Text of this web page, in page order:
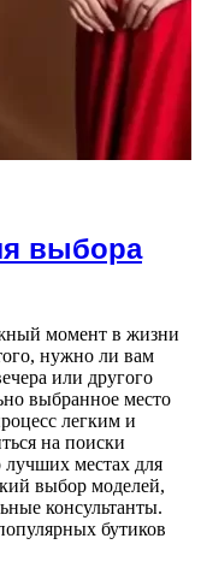
выбора
момент в жизни
нужно ли вам
или другого
выбранное место
легким и
на поиски
лучших местах для
выбор моделей,
консультанты.
бутиков